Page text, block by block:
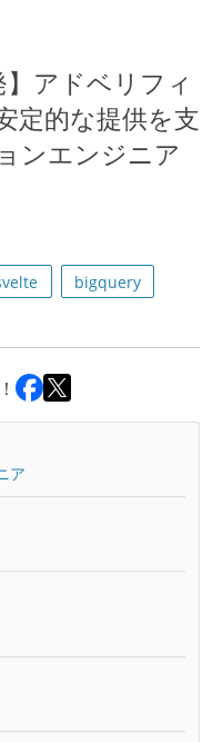
】アドベリフィ
定的な提供を支
ンエンジニア
bigquery
ア